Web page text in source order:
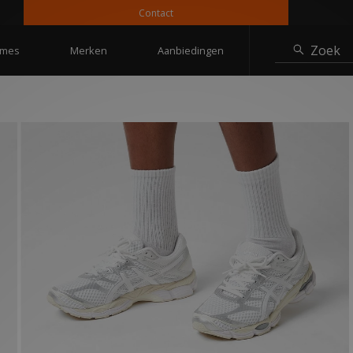
Contact
Merken Aanbiedingen Zoek